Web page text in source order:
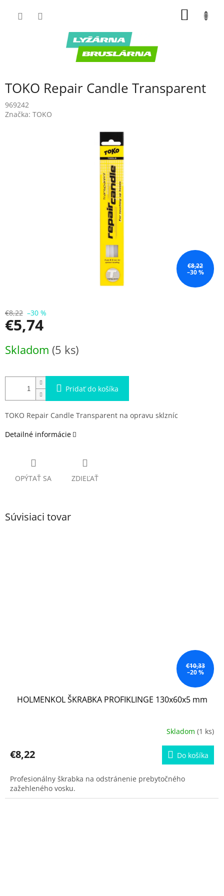
TOKO Repair Candle Transparent
969242
Značka: TOKO
€8,22
–30 %
€8,22 –30 %
€5,74
cena:
Skladom (5 ks)
Pridať do košíka
TOKO Repair Candle Transparent na opravu sklzníc
Detailné informácie
OPÝTAŤ SA ZDIEĽAŤ
Súvisiaci tovar
€10,33
–20 %
HOLMENKOL ŠKRABKA PROFIKLINGE 130x60x5 mm
Skladom (1 ks)
€8,22 Do košíka
Profesionálny škrabka na odstránenie prebytočného
zažehleného vosku.